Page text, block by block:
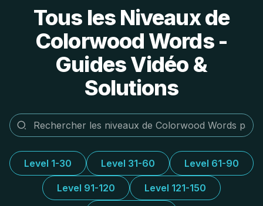
Tous les Niveaux de
Colorwood Words -
Guides Vidéo &
Solutions
Level 1-30 Level 31-60 Level 61-90
Level 91-120 Level 121-150